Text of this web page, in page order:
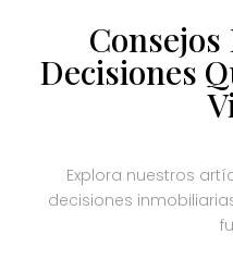
Consejos
Decisiones
Explora nuestros
decisiones